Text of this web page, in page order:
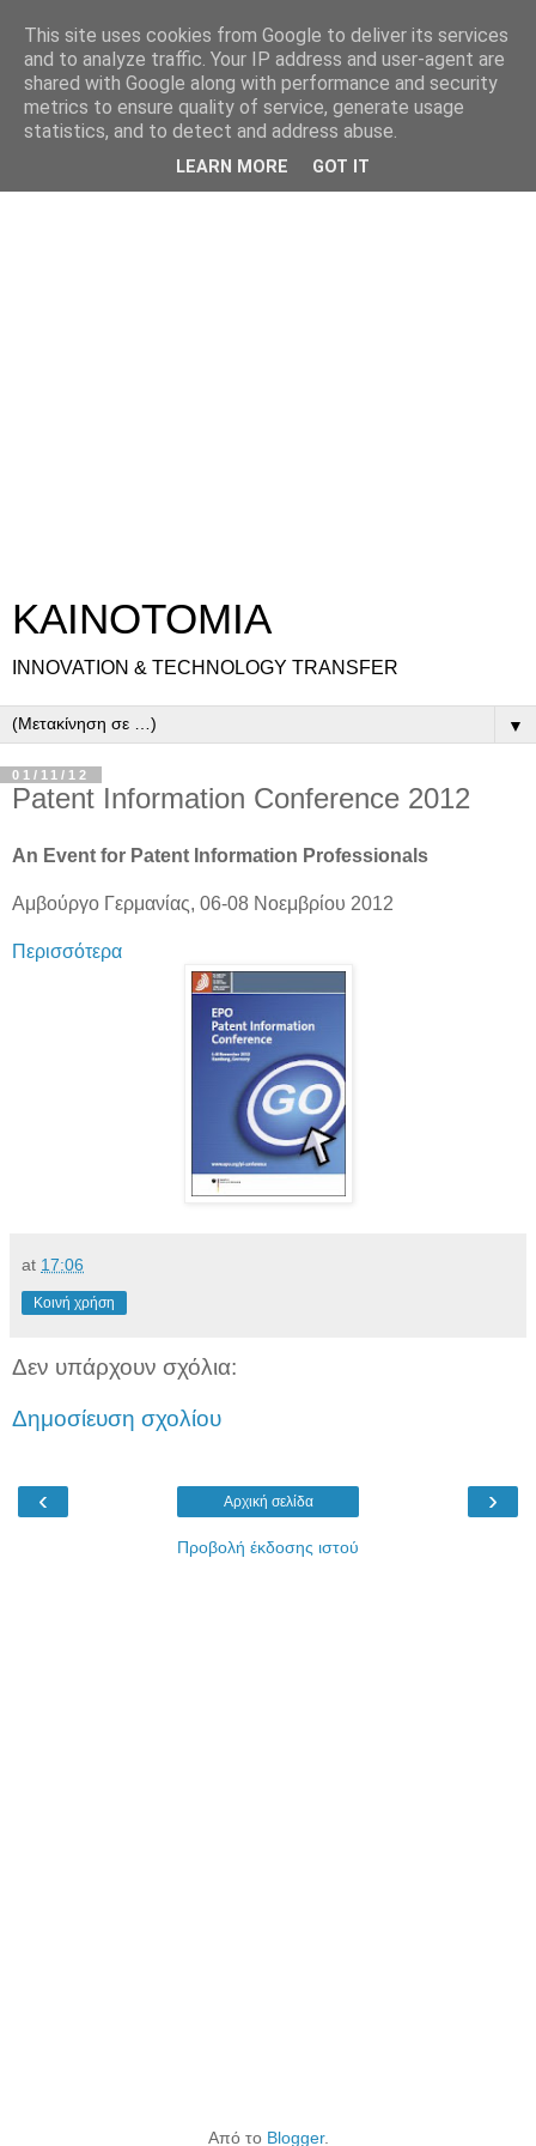
ΚΑΙΝΟΤΟΜΙΑ
INNOVATION & TECHNOLOGY TRANSFER
▼
01/11/12
Patent Information Conference 2012
An Event for Patent Information Professionals
Αμβούργο Γερμανίας, 06-08 Νοεμβρίου 2012
Περισσότερα
at 17:06
Κοινή χρήση
Δεν υπάρχουν σχόλια:
Δημοσίευση σχολίου
‹ ›
Αρχική σελίδα
Προβολή έκδοσης ιστού
Από το Blogger.
This site uses cookies from Google to deliver its services
and to analyze traffic. Your IP address and user-agent are
shared with Google along with performance and security
metrics to ensure quality of service, generate usage
statistics, and to detect and address abuse.
LEARN MORE GOT IT